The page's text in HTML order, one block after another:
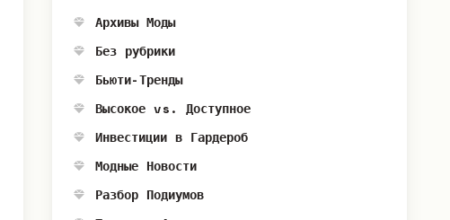
Архивы Моды
Без рубрики
Бьюти-Тренды
Высокое vs. Доступное
Инвестиции в Гардероб
Модные Новости
Разбор Подиумов